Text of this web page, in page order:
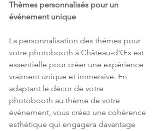
Thèmes personnalisés pour un
événement unique
La personnalisation des thèmes pour
votre photobooth à Château-d'Œx est
essentielle pour créer une expérience
vraiment unique et immersive. En
adaptant le décor de votre
photobooth au thème de votre
événement, vous créez une cohérence
esthétique qui engagera davantage